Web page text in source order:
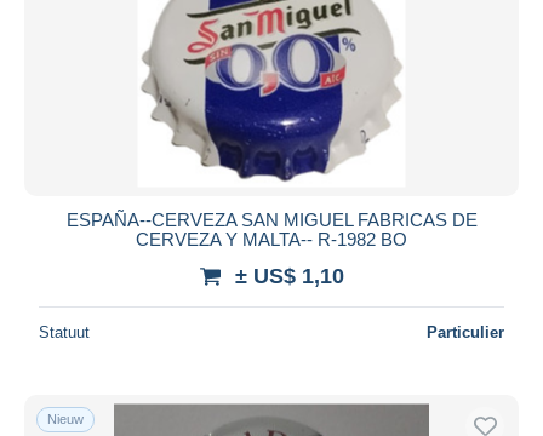
ESPAÑA--CERVEZA SAN MIGUEL FABRICAS DE
CERVEZA Y MALTA-- R-1982 BO
± US$ 1,10
Statuut Particulier
Nieuw